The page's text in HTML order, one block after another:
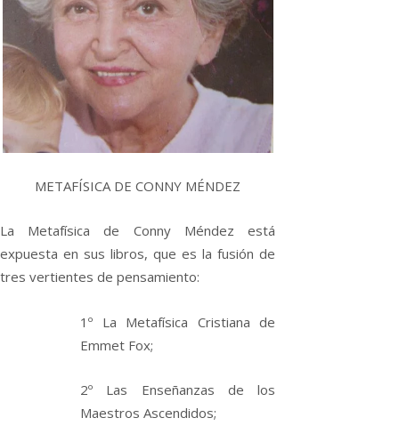
METAFÍSICA DE CONNY MÉNDEZ
La Metafísica de Conny Méndez está
expuesta en sus libros, que es la fusión de
tres vertientes de pensamiento:
1º La Metafísica Cristiana de
Emmet Fox;
2º Las Enseñanzas de los
Maestros Ascendidos;